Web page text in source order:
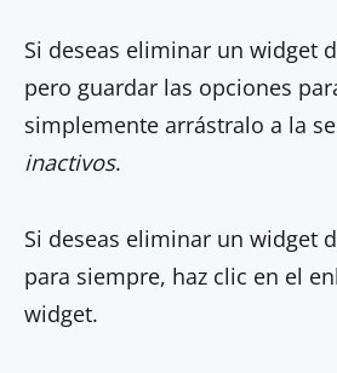
Si deseas eliminar un widget
pero guardar las opciones
simplemente arrástralo a la
inactivos.
Si deseas eliminar un widget
para siempre, haz clic en el
widget.